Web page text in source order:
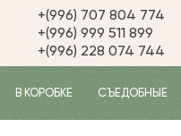
+(996) 707 804 774
+(996) 999 511 899
+(996) 228 074 744
В КОРОБКЕ СЪЕДОБНЫЕ